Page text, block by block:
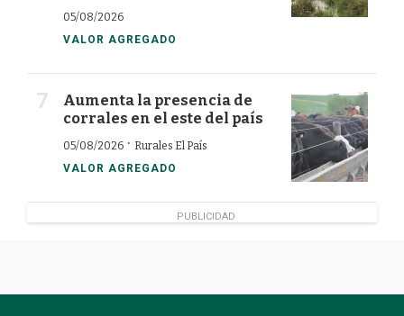
05/08/2026
VALOR AGREGADO
Aumenta la presencia de
corrales en el este del país
05/08/2026 · Rurales El País
VALOR AGREGADO
PUBLICIDAD